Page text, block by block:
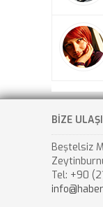
BİZE
Beştelsiz
Tel: +90